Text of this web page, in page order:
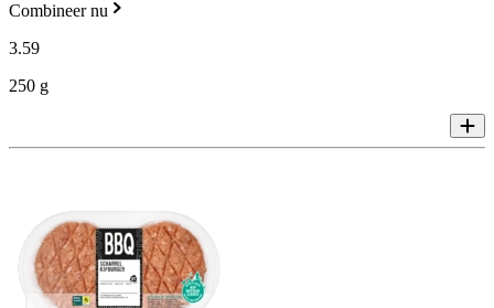
Combineer nu
3.59
250 g